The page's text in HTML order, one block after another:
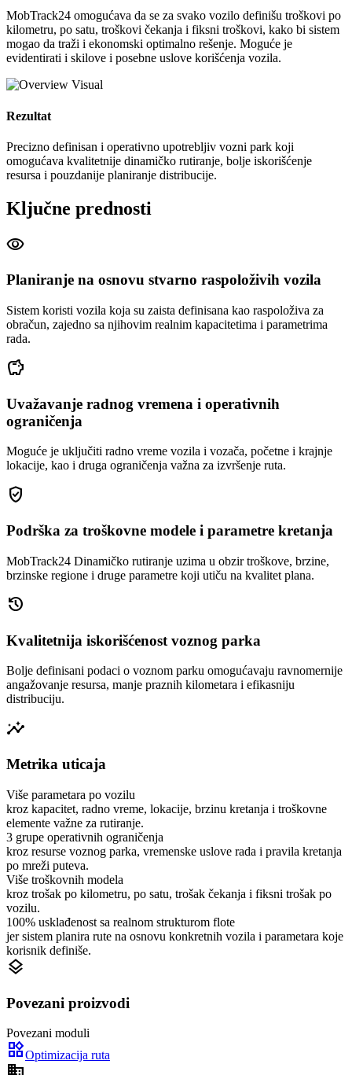
MobTrack24 omogućava da se za svako vozilo definišu troškovi po
kilometru, po satu, troškovi čekanja i fiksni troškovi, kako bi sistem
mogao da traži i ekonomski optimalno rešenje. Moguće je
evidentirati i skilove i posebne uslove korišćenja vozila.
Rezultat
Precizno definisan i operativno upotrebljiv vozni park koji
omogućava kvalitetnije dinamičko rutiranje, bolje iskorišćenje
resursa i pouzdanije planiranje distribucije.
Ključne prednosti
visibility
Planiranje na osnovu stvarno raspoloživih vozila
Sistem koristi vozila koja su zaista definisana kao raspoloživa za
obračun, zajedno sa njihovim realnim kapacitetima i parametrima
rada.
savings
Uvažavanje radnog vremena i operativnih
ograničenja
Moguće je uključiti radno vreme vozila i vozača, početne i krajnje
lokacije, kao i druga ograničenja važna za izvršenje ruta.
gpp_good
Podrška za troškovne modele i parametre kretanja
MobTrack24 Dinamičko rutiranje uzima u obzir troškove, brzine,
brzinske regione i druge parametre koji utiču na kvalitet plana.
history
Kvalitetnija iskorišćenost voznog parka
Bolje definisani podaci o voznom parku omogućavaju ravnomernije
angažovanje resursa, manje praznih kilometara i efikasniju
distribuciju.
insights
Metrika uticaja
Više parametara po vozilu
kroz kapacitet, radno vreme, lokacije, brzinu kretanja i troškovne
elemente važne za rutiranje.
3 grupe operativnih ograničenja
kroz resurse voznog parka, vremenske uslove rada i pravila kretanja
po mreži puteva.
Više troškovnih modela
kroz trošak po kilometru, po satu, trošak čekanja i fiksni trošak po
vozilu.
100% usklađenost sa realnom strukturom flote
jer sistem planira rute na osnovu konkretnih vozila i parametara koje
korisnik definiše.
layers
Povezani proizvodi
Povezani moduli
widgetsOptimizacija ruta